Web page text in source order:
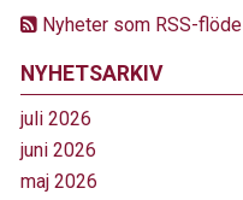
Nyheter som RSS-flöde
NYHETSARKIV
juli 2026
juni 2026
maj 2026